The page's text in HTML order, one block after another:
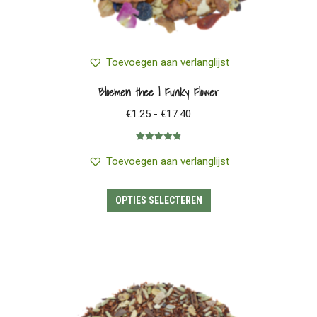
Toevoegen aan verlanglijst
Bloemen thee | Funky Flower
€1.25 - €17.40
€17.40
4.81uit 5
Toevoegen aan verlanglijst
OPTIES SELECTEREN
optie